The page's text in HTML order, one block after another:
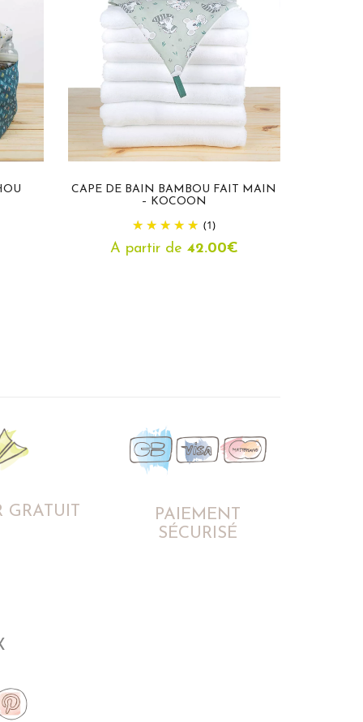
CAPE DE BAIN BAMBOU FAIT MAIN
– KOCOON
(1)
A partir de 42.00€
GRATUIT
PAIEMENT
SÉCURISÉ